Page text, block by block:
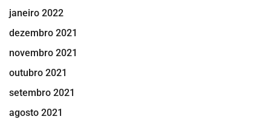
janeiro 2022
dezembro 2021
novembro 2021
outubro 2021
setembro 2021
agosto 2021